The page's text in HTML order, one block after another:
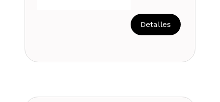
Detalles